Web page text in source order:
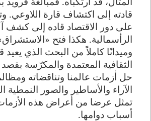
قادته إلى اكتشاف قارة اللاوعي.
على دور الاقتصاد قاده إلى كشف
الرأسمالية. هكذا فتح
وميدانًا كاملاً من البحث الذي يعيد
الثقافية المعتمدة والمكرّسة
حل أزمات عالمنا وتناقضاته
الآراء والأساطير والصور النمطية
تمثل عرضا من أعراض هذه
أسباب دوامها.